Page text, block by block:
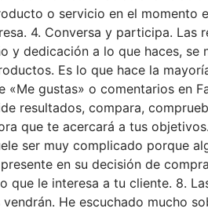
o servicio en el momento
4. Conversa y participa.
y dedicación a lo que haces,
Es lo que hace la
gustas» o comentarios en
resultados, compara,
que te acercará a tus
ser muy complicado porque
en su decisión de
que le interesa a tu cliente. 8.
He escuchado mucho